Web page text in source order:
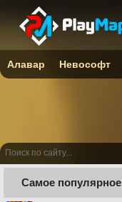
Самое популярное
Алавар Невософт